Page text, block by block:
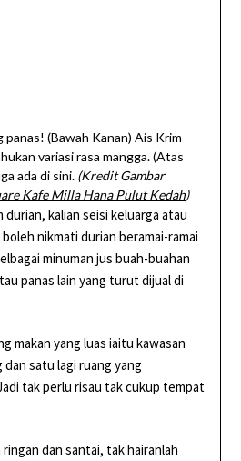
(Bawah Kanan) Ais Krim
variasi rasa mangga. (Atas
ada di sini. (Kredit Gambar
Kafe Milla Hana Pulut Kedah)
durian, kalian seisi keluarga atau
nikmati durian beramai-ramai
minuman jus buah-buahan
panas lain yang turut dijual di
makan yang luas iaitu kawasan
satu lagi ruang yang
tak perlu risau tak cukup tempat
dan santai, tak hairanlah